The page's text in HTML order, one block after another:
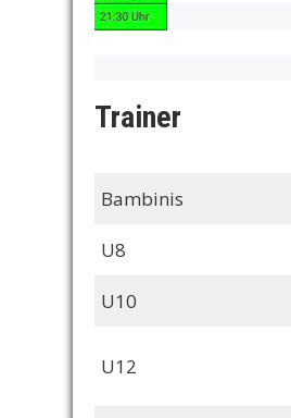
Trainer
Bambinis
U8
U10
U12